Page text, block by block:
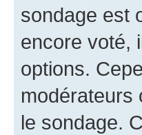
sondage est
encore voté,
options.
modérateurs
le sondage.